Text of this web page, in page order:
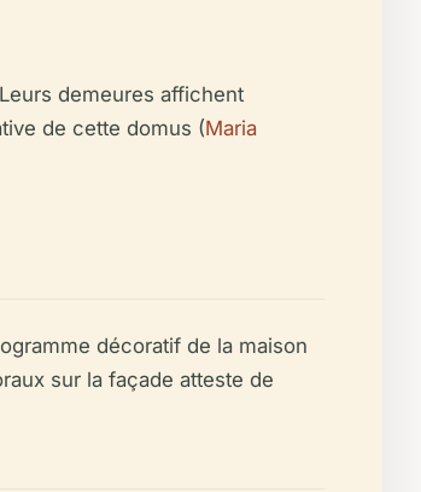
demeures affichent
de cette domus (Maria
décoratif de la maison
sur la façade atteste de